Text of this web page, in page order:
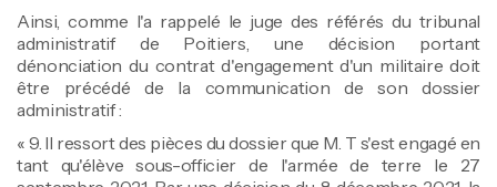
Ainsi, comme l'a rappelé le juge des référés du tribunal
administratif de Poitiers, une décision portant
dénonciation du contrat d'engagement d'un militaire doit
être précédé de la communication de son dossier
administratif :
« 9. Il ressort des pièces du dossier que M. T s'est engagé en
tant qu'élève sous-officier de l'armée de terre le 27